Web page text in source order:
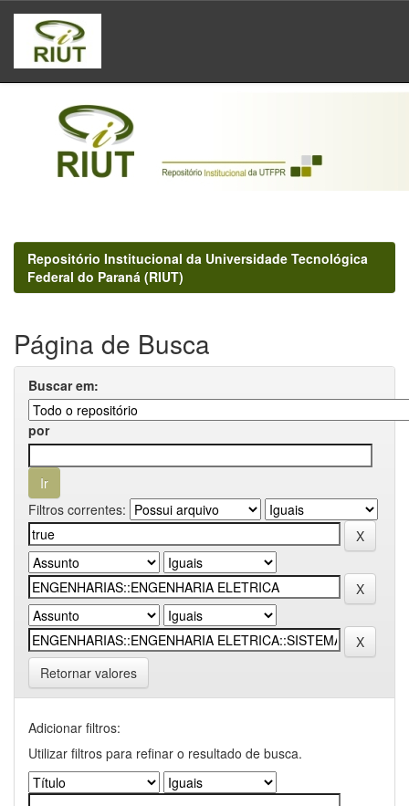
Skip
navigation
Repositório Institucional da Universidade Tecnológica
Federal do Paraná (RIUT)
Página de Busca
Buscar em:
por
Filtros correntes:
Retornar valores
Adicionar filtros:
Utilizar filtros para refinar o resultado de busca.